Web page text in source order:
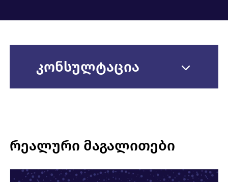
კონსულტაცია
რეალური მაგალითები